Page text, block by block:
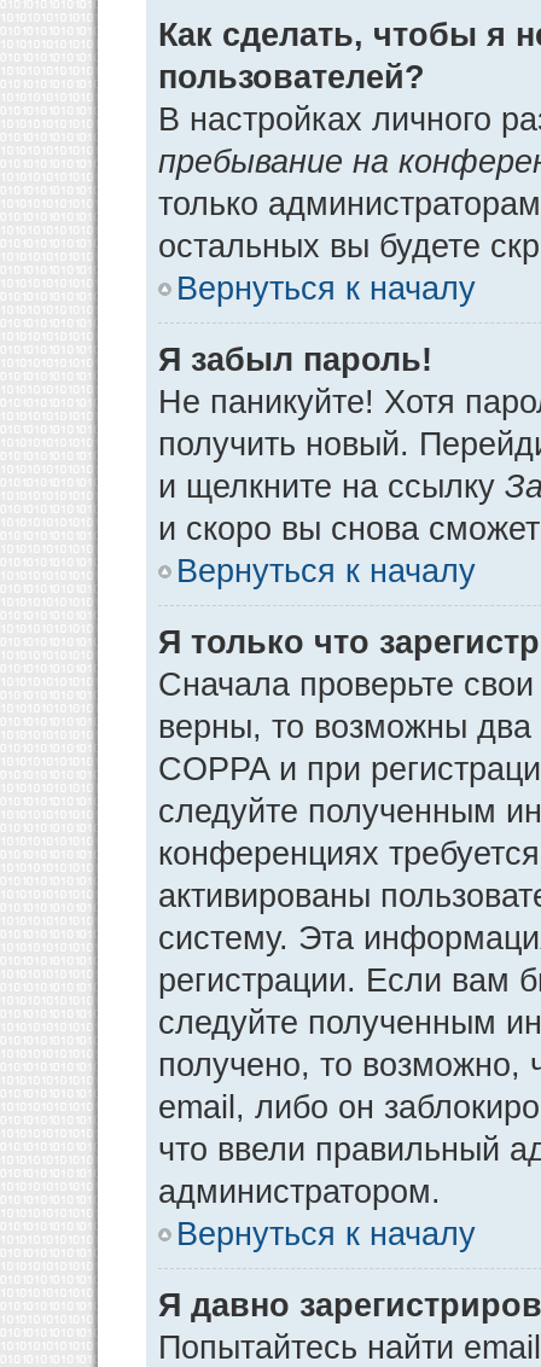
Как сделать, чтобы я
пользователей?
В настройках личного
пребывание на
только
остальных вы будете
Вернуться к началу
Я забыл пароль!
Не паникуйте! Хотя
получить новый.
и щелкните на ссылку
и скоро вы снова
Вернуться к началу
Я только что
Сначала проверьте
верны, то возможны
COPPA и при
следуйте полученным
конференциях
активированы
систему. Эта
регистрации. Если вам
следуйте полученным
получено, то возможно,
email, либо он
что ввели правильный
администратором.
Вернуться к началу
Я давно
Попытайтесь найти